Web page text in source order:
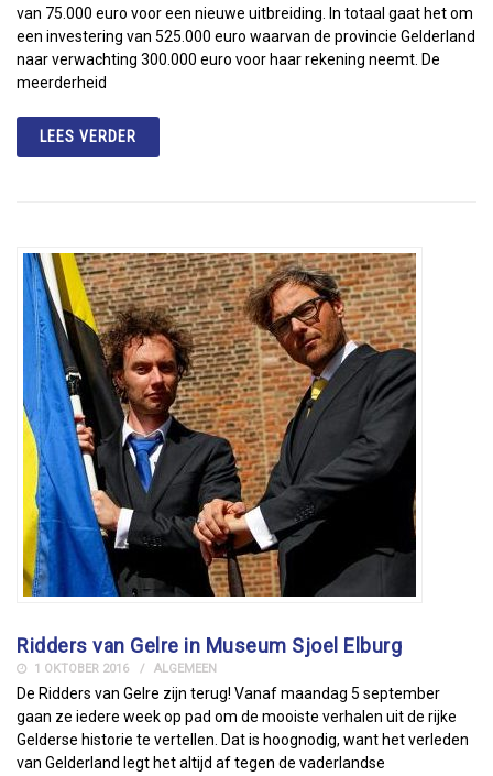
van 75.000 euro voor een nieuwe uitbreiding. In totaal gaat het om
een investering van 525.000 euro waarvan de provincie Gelderland
naar verwachting 300.000 euro voor haar rekening neemt. De
meerderheid
LEES VERDER
Ridders van Gelre in Museum Sjoel Elburg
1 OKTOBER 2016 ALGEMEEN
De Ridders van Gelre zijn terug! Vanaf maandag 5 september
gaan ze iedere week op pad om de mooiste verhalen uit de rijke
Gelderse historie te vertellen. Dat is hoognodig, want het verleden
van Gelderland legt het altijd af tegen de vaderlandse